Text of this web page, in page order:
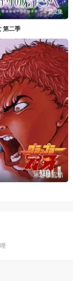
第2集
第二季
第24集完结